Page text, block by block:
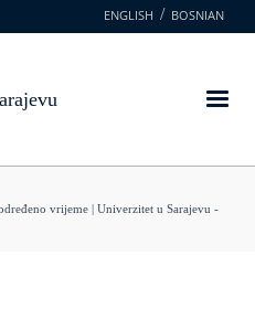
ENGLISH BOSNIAN
vrijeme | Univerzitet u Sarajevu -